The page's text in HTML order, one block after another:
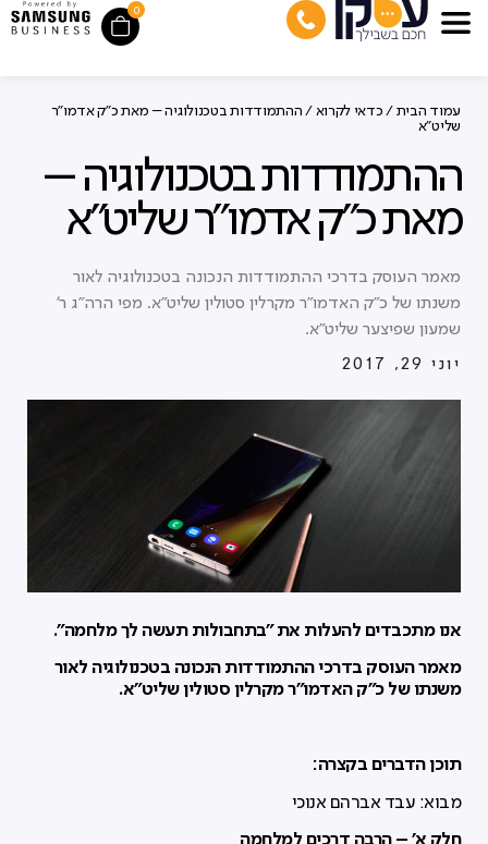
0
עמוד הבית / כדאי לקרוא / ההתמודדות בטכנולוגיה – מאת כ"ק אדמו"ר
שליט"א
ההתמודדות בטכנולוגיה –
מאת כ"ק אדמו"ר שליט"א
מאמר העוסק בדרכי ההתמודדות הנכונה בטכנולוגיה לאור
משנתו של כ״ק האדמו״ר מקרלין סטולין שליט״א. מפי הרה"ג ר'
שמעון שפיצער שליט"א.
יוני 29, 2017
אנו מתכבדים להעלות את ״בתחבולות תעשה לך מלחמה״.
מאמר העוסק בדרכי ההתמודדות הנכונה בטכנולוגיה לאור
משנתו של כ״ק האדמו״ר מקרלין סטולין שליט״א.
תוכן הדברים בקצרה:
מבוא: עבד אברהם אנוכי
חלק א' – הרבה דרכים למלחמה